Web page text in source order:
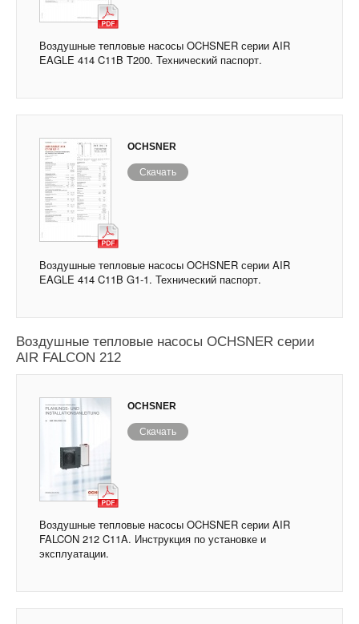
Воздушные тепловые насосы OCHSNER серии AIR
EAGLE 414 C11B T200. Технический паспорт.
OCHSNER
Скачать
Воздушные тепловые насосы OCHSNER серии AIR
EAGLE 414 C11B G1-1. Технический паспорт.
Воздушные тепловые насосы OCHSNER серии
AIR FALCON 212
OCHSNER
Скачать
Воздушные тепловые насосы OCHSNER серии AIR
FALCON 212 C11A. Инструкция по установке и
эксплуатации.